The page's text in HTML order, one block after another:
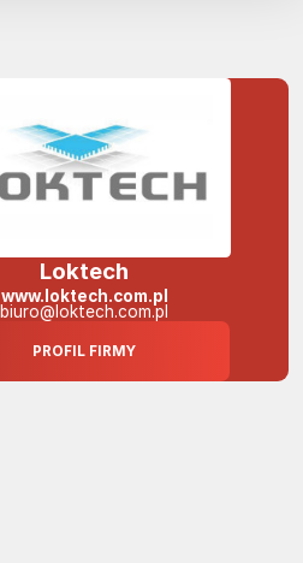
Loktech
www.loktech.com.pl
biuro@loktech.com.pl
PROFIL FIRMY